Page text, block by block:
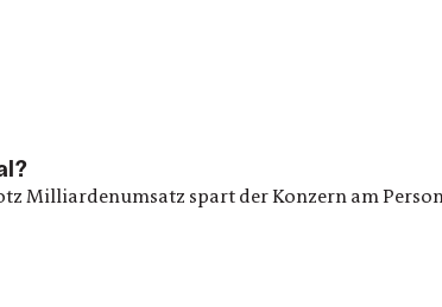
Milliardenumsatz spart der Konzern am